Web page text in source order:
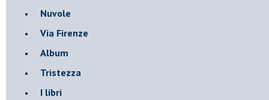
Nuvole
Via Firenze
Album
Tristezza
I libri